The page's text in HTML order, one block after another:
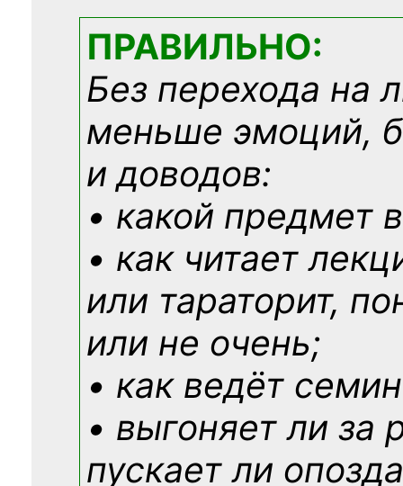
ПРАВИЛЬНО:
Без перехода на
меньше эмоций,
и доводов:
• какой предмет
• как читает
или тараторит,
или не очень;
• как ведёт
• выгоняет ли за
пускает ли